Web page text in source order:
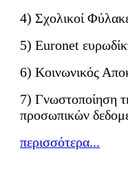
4) Σχολικοί
5) Euronet
6) Κοινωνικός
7) Γνωστοποίηση
προσωπικών
περισσότερα...